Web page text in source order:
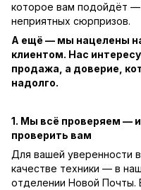
которое вам подойдёт —
неприятных сюрпризов.
А ещё — мы нацелены
клиентом. Нас
продажа, а доверие,
надолго.
1. Мы всё проверяем —
проверить вам
Для вашей уверенности
качестве техники — в
отделении Новой Почты.